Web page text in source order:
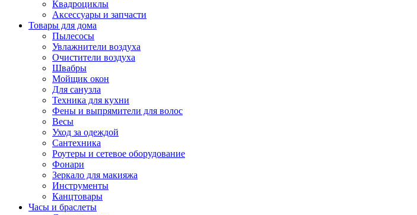
Квадроциклы
Аксессуары и запчасти
Товары для дома
Пылесосы
Увлажнители воздуха
Очистители воздуха
Швабры
Мойщик окон
Для санузла
Техника для кухни
Фены и выпрямители для волос
Весы
Уход за одеждой
Сантехника
Роутеры и сетевое оборудование
Фонари
Зеркало для макияжа
Инструменты
Канцтовары
Часы и браслеты